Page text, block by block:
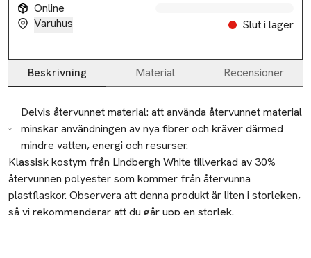
Online
Varuhus
Slut i lager
Beskrivning Material Recensioner
Beskrivning
Delvis återvunnet material: att använda återvunnet material
minskar användningen av nya fibrer och kräver därmed
mindre vatten, energi och resurser.
Klassisk kostym från Lindbergh White tillverkad av 30%
återvunnen polyester som kommer från återvunna
plastflaskor. Observera att denna produkt är liten i storleken,
så vi rekommenderar att du går upp en storlek.